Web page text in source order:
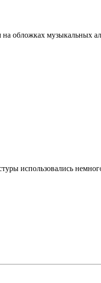
обложках музыкальных
использовались